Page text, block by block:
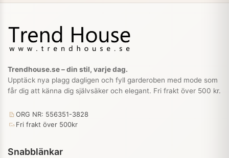
Trendhouse.se – din stil, varje dag.
Upptäck nya plagg dagligen och fyll garderoben med mode som
får dig att känna dig självsäker och elegant. Fri frakt över 500 kr.
ORG NR: 556351-3828
Fri frakt över 500kr
Snabblänkar